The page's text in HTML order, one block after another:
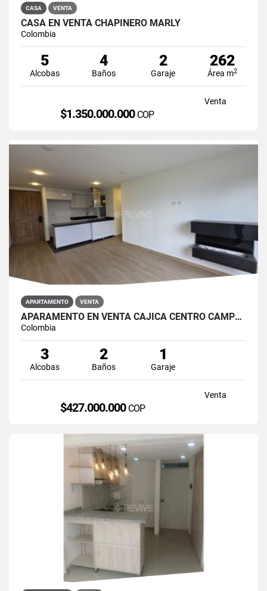
CASA VENTA
CASA EN VENTA CHAPINERO MARLY
Colombia
5
Alcobas
4
Baños
2
Garaje
262
Área m2
Venta
$1.350.000.000 COP
APARTAMENTO VENTA
APARAMENTO EN VENTA CAJICÁ CENTRO CAMPUS CLUB RESERVADO
Colombia
3
Alcobas
2
Baños
1
Garaje
Venta
$427.000.000 COP